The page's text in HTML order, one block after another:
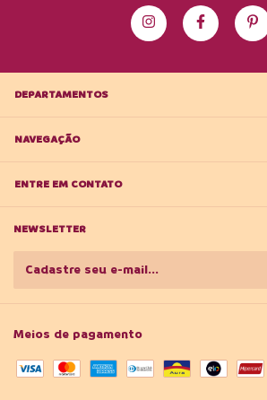
DEPARTAMENTOS
NAVEGAÇÃO
ENTRE EM CONTATO
NEWSLETTER
Meios de pagamento